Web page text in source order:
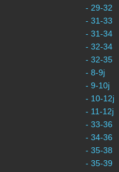
- 29-32
- 31-33
- 31-34
- 32-34
- 32-35
- 8-9j
- 9-10j
- 10-12j
- 11-12j
- 33-36
- 34-36
- 35-38
- 35-39